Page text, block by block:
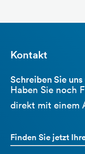
Kontakt
Schreiben Sie
Haben Sie noch
direkt mit einem
Finden Sie jetzt